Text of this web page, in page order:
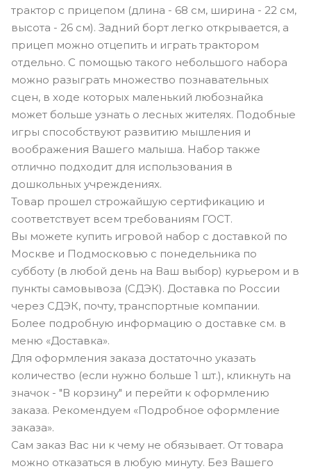
трактор с прицепом (длина - 68 см, ширина - 22 см,
высота - 26 см). Задний борт легко открывается, а
прицеп можно отцепить и играть трактором
отдельно. С помощью такого небольшого набора
можно разыграть множество познавательных
сцен, в ходе которых маленький любознайка
может больше узнать о лесных жителях. Подобные
игры способствуют развитию мышления и
воображения Вашего малыша. Набор также
отлично подходит для использования в
дошкольных учреждениях.
Товар прошел строжайшую сертификацию и
соответствует всем требованиям ГОСТ.
Вы можете купить игровой набор с доставкой по
Москве и Подмосковью с понедельника по
субботу (в любой день на Ваш выбор) курьером и в
пункты самовывоза (СДЭК). Доставка по России
через СДЭК, почту, транспортные компании.
Более подробную информацию о доставке см. в
меню «Доставка».
Для оформления заказа достаточно указать
количество (если нужно больше 1 шт.), кликнуть на
значок - "В корзину" и перейти к оформлению
заказа. Рекомендуем «Подробное оформление
заказа».
Сам заказ Вас ни к чему не обязывает. От товара
можно отказаться в любую минуту. Без Вашего